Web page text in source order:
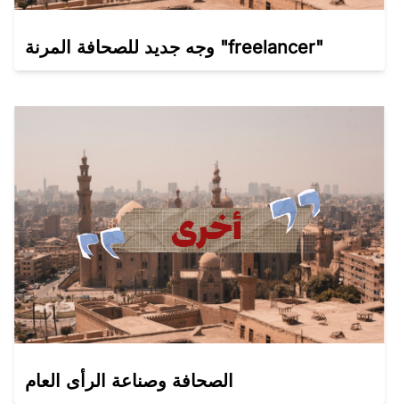
وجه جديد للصحافة المرنة "freelancer"
الصحافة وصناعة الرأى العام